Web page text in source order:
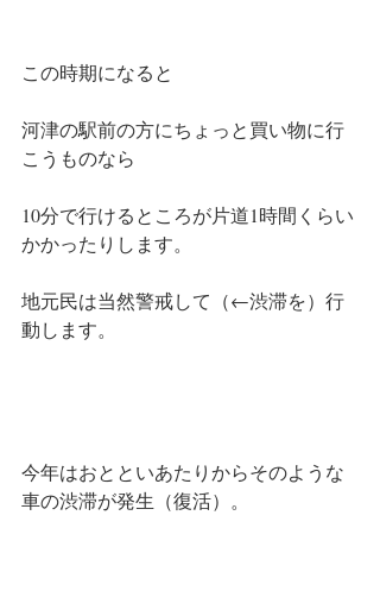
この時期になると
河津の駅前の方にちょっと買い物に行
こうものなら
10分で行けるところが片道1時間くらい
かかったりします。
地元民は当然警戒して（←渋滞を）行
動します。
今年はおとといあたりからそのような
車の渋滞が発生（復活）。